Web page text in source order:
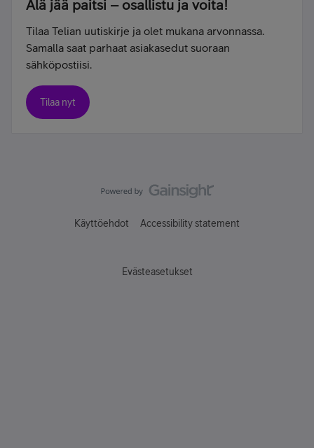
Älä jää paitsi – osallistu ja voita!
Tilaa Telian uutiskirje ja olet mukana arvonnassa.
Samalla saat parhaat asiakasedut suoraan
sähköpostiisi.
Tilaa nyt
Käyttöehdot Accessibility statement
Evästeasetukset